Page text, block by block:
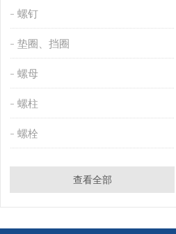
螺钉
垫圈、挡圈
螺母
螺柱
螺栓
查看全部